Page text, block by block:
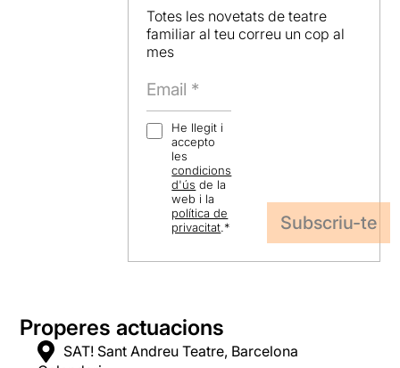
Totes les novetats de teatre
familiar al teu correu un cop al
mes
He llegit i
accepto
les
condicions
d'ús de la
web i la
política de
privacitat.*
Properes actuacions
SAT! Sant Andreu Teatre, Barcelona